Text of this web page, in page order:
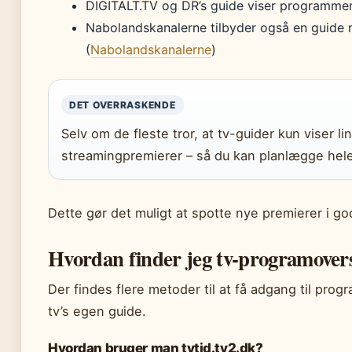
DIGITALT.TV og DR’s guide viser
Nabolandskanalerne tilbyder også en
(Nabolandskanalerne)
DET OVERRASKENDE
Selv om de fleste tror, at tv-guider kun viser
streamingpremierer – så du kan planlægge
Dette gør det muligt at spotte nye premierer i
Hvordan finder jeg tv-
Der findes flere metoder til at få adgang til
tv’s egen guide.
Hvordan bruger man tvtid.tv2.dk?